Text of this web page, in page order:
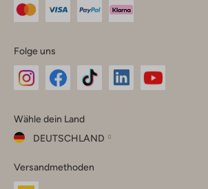
Folge uns
Instagram
Facebook
TikTok
Wähle dein Land
DEUTSCHLAND
dein
Land
Versandmethoden